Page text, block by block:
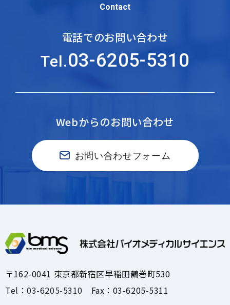
Contact
電話でのお問い合わせ
Tel.03-6205-5310
Webからのお問い合わせ
お問い合わせフォーム
〒162-0041 東京都新宿区早稲田鶴巻町530
Tel：03-6205-5310 Fax：03-6205-5311